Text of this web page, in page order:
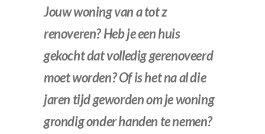
Jouw woning van a tot z
renoveren? Heb je een huis
gekocht dat volledig gerenoveerd
moet worden? Of is het na al die
jaren tijd geworden om je woning
grondig onder handen te nemen?